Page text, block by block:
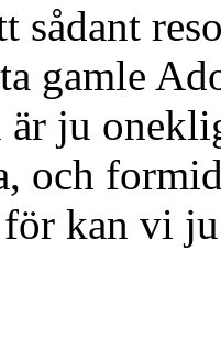
sådant
gamle
ju
och
kan vi